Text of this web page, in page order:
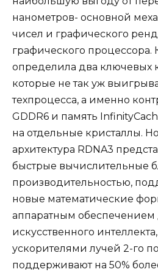
нанометров- основной
чисел и графического
графического процессора.
определила два ключевых
которые не так уж
техпроцесса, а именно
GDDR6 и память
на отдельные кристаллы.
архитектура RDNA3
быстрые вычислительные
производительностью,
новые математические
аппаратным обеспечением
искусственного
ускорителями лучей 2-го
поддерживают на 50%